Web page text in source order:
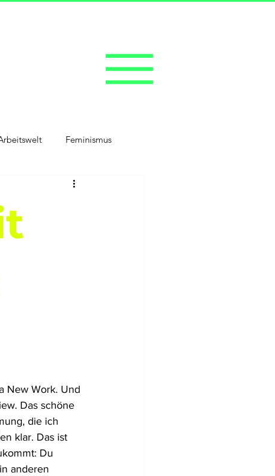
Feminismus
New Work. Und
Das schöne
die ich
klar. Das ist
Du
anderen